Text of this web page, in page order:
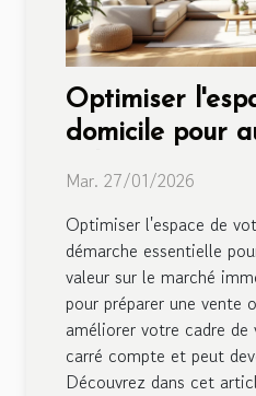
Optimiser
domicile pour
Mar. 27/01/2026
Optimiser l'espace de
démarche essentielle
valeur sur le marché
pour préparer une vente
améliorer votre cadre de
carré compte et peut
Découvrez dans cet